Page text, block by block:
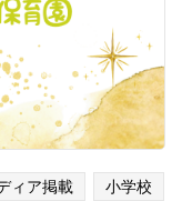
ィア掲載 小学校